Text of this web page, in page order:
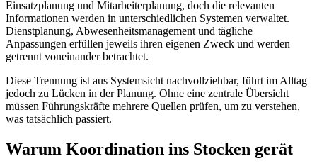
Einsatzplanung und Mitarbeiterplanung, doch die relevanten
Informationen werden in unterschiedlichen Systemen verwaltet.
Dienstplanung, Abwesenheitsmanagement und tägliche
Anpassungen erfüllen jeweils ihren eigenen Zweck und werden
getrennt voneinander betrachtet.
Diese Trennung ist aus Systemsicht nachvollziehbar, führt im Alltag
jedoch zu Lücken in der Planung. Ohne eine zentrale Übersicht
müssen Führungskräfte mehrere Quellen prüfen, um zu verstehen,
was tatsächlich passiert.
Warum Koordination ins Stocken gerät